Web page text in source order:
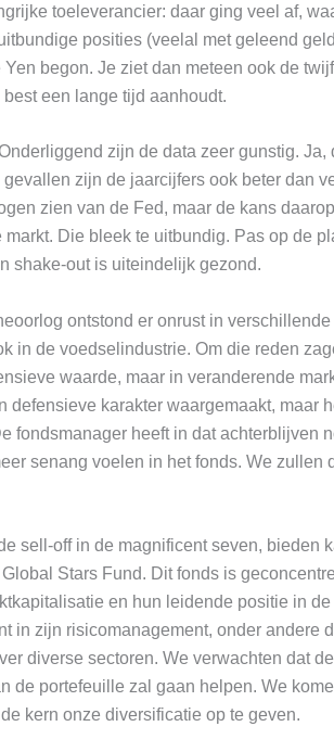
toeleverancier: daar ging veel af,
posities (veelal met geleend
begon. Je ziet dan meteen ook de
een lange tijd aanhoudt.
zijn de data zeer gunstig.
zijn de jaarcijfers ook beter dan
zien van de Fed, maar de kans
Die bleek te uitbundig. Pas op de
shake-out is uiteindelijk gezond.
ontstond er onrust in
in de voedselindustrie. Om die reden
waarde, maar in veranderende
defensieve karakter waargemaakt, maar
fondsmanager heeft in dat achterblijven
senang voelen in het fonds. We zullen
sell-off in de magnificent seven, bieden
Stars Fund. Dit fonds is
en hun leidende positie in
in zijn risicomanagement, onder andere
diverse sectoren. We verwachten dat
de portefeuille zal gaan helpen. We
kern onze diversificatie op te geven.